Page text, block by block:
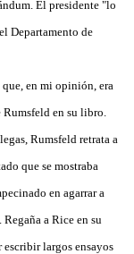
El presidente "lo
Departamento de
en mi opinión, era
en su libro.
Rumsfeld retrata a
que se mostraba
en agarrar a
a Rice en su
largos ensayos